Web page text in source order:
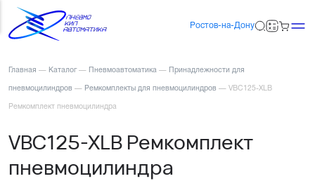
Ростов-на-Дону
Главная — Каталог — Пневмоавтоматика — Принадлежности для
пневмоцилиндров — Ремкомплекты для пневмоцилиндров — VBC125-XLB
Ремкомплект пневмоцилиндра
VBC125-XLB Ремкомплект
пневмоцилиндра